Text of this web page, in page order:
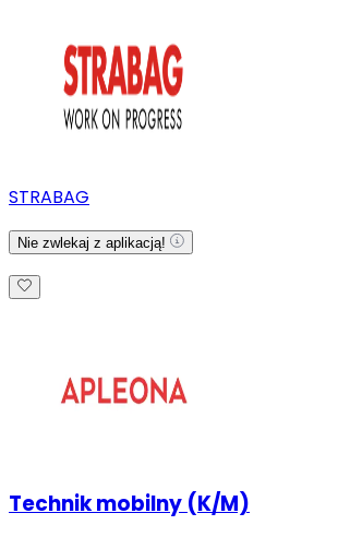
STRABAG
Nie zwlekaj z aplikacją!
Technik mobilny (K/M)